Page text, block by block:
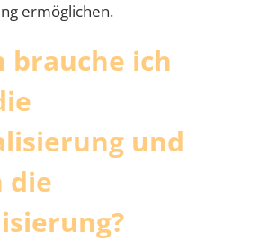
ermöglichen.
brauche ich
und
die